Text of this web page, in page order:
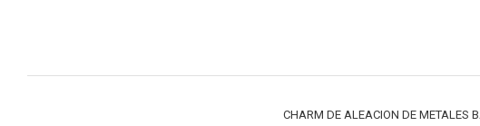
CHARM DE ALEACION DE METALES